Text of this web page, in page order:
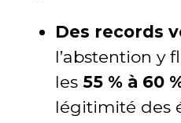
Des records
l’abstention y
les 55 % à 60
légitimité des